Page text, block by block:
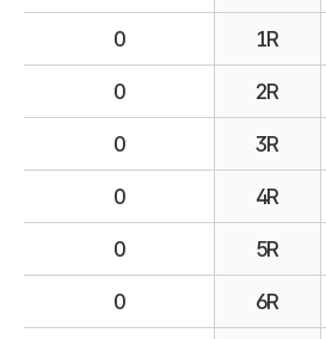
1R
0
2R
0
3R
0
4R
0
5R
0
6R
0